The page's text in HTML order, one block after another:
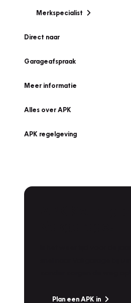
Merkspecialist
Direct naar
Garageafspraak
Meer informatie
Alles over APK
APK regelgeving
Plan een APK in